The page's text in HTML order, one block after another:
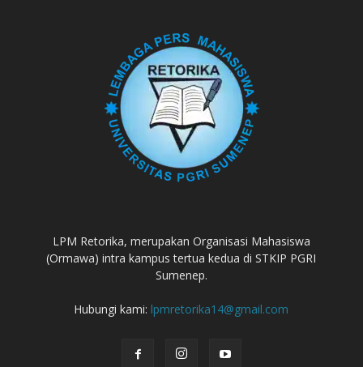
LPM Retorika, merupakan Organisasi Mahasiswa
(Ormawa) intra kampus tertua kedua di STKIP PGRI
Sumenep.
Hubungi kami: lpmretorika14@gmail.com